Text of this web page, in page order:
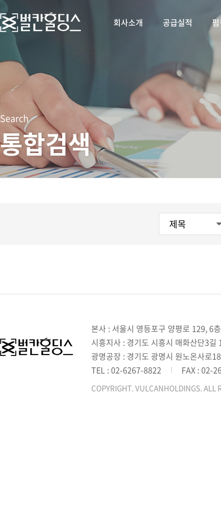
회사소개 공급실적
Search
통합검색
본사 : 서울시 영등포구 양평로 129, 6층
시흥지사 : 경기도 시흥시 매화산단3
광명공장 : 경기도 광명시 원노온사로18
TEL : 02-6267-8822
FAX : 02-
COPYRIGHT. VULCANHOLDINGS. ALL